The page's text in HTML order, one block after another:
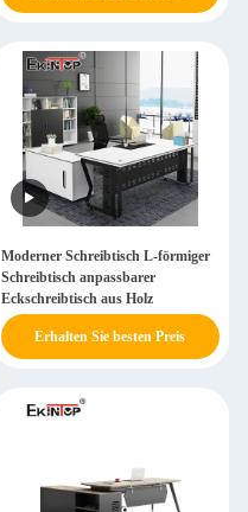
Moderner Schreibtisch L-förmiger
Schreibtisch anpassbarer
Eckschreibtisch aus Holz
Erhalten Sie besten Preis